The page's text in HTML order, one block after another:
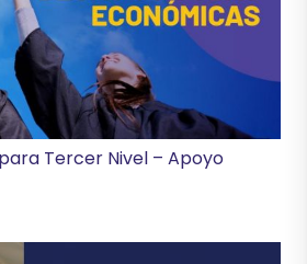
Tercer Nivel – Apoyo